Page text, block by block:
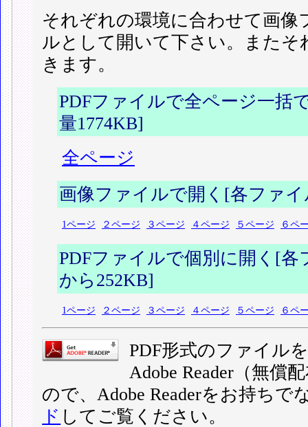
それぞれの環境に合わせて画像
ルとして開いて下さい。またそ
きます。
PDFファイルで全ページ一括
量1774KB]
全ページ
画像ファイルで開く[各ファ
1ページ ２ページ ３ページ ４ページ ５ページ ６ペ
PDFファイルで個別に開く[各
から252KB]
1ページ ２ページ ３ページ ４ページ ５ページ ６ペ
PDF形式のファイル
Adobe Reader（無償
ので、Adobe Readerをお持ちで
ド してご覧ください。